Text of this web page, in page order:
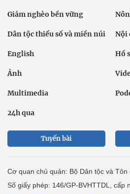
Giảm nghèo bền vững
Dân tộc thiểu số và miền núi Nội
English Hồ
Ảnh
Multimedia
24h qua
Tuyến bài
Cơ quan chủ quản: Bộ Dân tộc và Tôn
Số giấy phép: 146/GP-BVHTTDL, cấp